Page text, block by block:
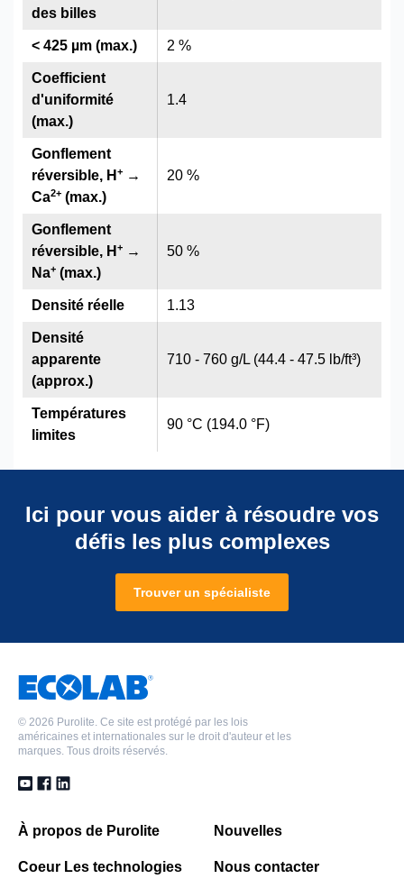
2 %
1.4
20 %
50 %
1.13
710 - 760 g/L (44.4 - 47.5 lb/ft³)
90 °C (194.0 °F)
des billes
< 425 µm (max.)
Coefficient
d'uniformité
(max.)
Gonflement
réversible, H + →
Ca2+ (max.)
Gonflement
réversible, H + →
Na+ (max.)
Densité réelle
Densité
apparente
(approx.)
Températures
limites
Ici pour vous aider à résoudre vos
défis les plus complexes
Trouver un spécialiste
© 2026 Purolite. Ce site est protégé par les lois
américaines et internationales sur le droit d'auteur et les
marques. Tous droits réservés.
À propos de Purolite
Coeur Les technologies
Nouvelles
Nous contacter